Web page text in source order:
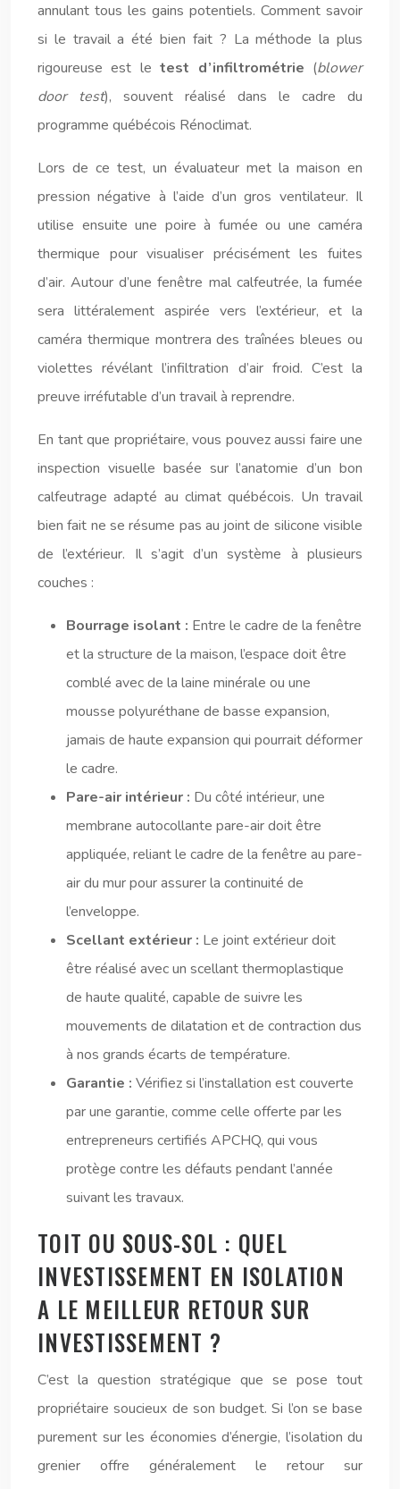
annulant tous les gains potentiels. Comment savoir
si le travail a été bien fait ? La méthode la plus
rigoureuse est letest d’infiltrométrie (blower
door test), souvent réalisé dans le cadre du
programme québécois Rénoclimat.
Lors de ce test, un évaluateur met la maison en
pression négative à l’aide d’un gros ventilateur. Il
utilise ensuite une poire à fumée ou une caméra
thermique pour visualiser précisément les fuites
d’air. Autour d’une fenêtre mal calfeutrée, la fumée
sera littéralement aspirée vers l’extérieur, et la
caméra thermique montrera des traînées bleues ou
violettes révélant l’infiltration d’air froid. C’est la
preuve irréfutable d’un travail à reprendre.
En tant que propriétaire, vous pouvez aussi faire une
inspection visuelle basée sur l’anatomie d’un bon
calfeutrage adapté au climat québécois. Un travail
bien fait ne se résume pas au joint de silicone visible
de l’extérieur. Il s’agit d’un système à plusieurs
couches :
Bourrage isolant : Entre le cadre de la fenêtre
et la structure de la maison, l’espace doit être
comblé avec de la laine minérale ou une
mousse polyuréthane de basse expansion,
jamais de haute expansion qui pourrait déformer
le cadre.
Pare-air intérieur : Du côté intérieur, une
membrane autocollante pare-air doit être
appliquée, reliant le cadre de la fenêtre au pare-
air du mur pour assurer la continuité de
l’enveloppe.
Scellant extérieur : Le joint extérieur doit
être réalisé avec un scellant thermoplastique
de haute qualité, capable de suivre les
mouvements de dilatation et de contraction dus
à nos grands écarts de température.
Garantie : Vérifiez si l’installation est couverte
par une garantie, comme celle offerte par les
entrepreneurs certifiés APCHQ, qui vous
protège contre les défauts pendant l’année
suivant les travaux.
TOIT OU SOUS-SOL : QUEL
INVESTISSEMENT EN ISOLATION
A LE MEILLEUR RETOUR SUR
INVESTISSEMENT ?
C’est la question stratégique que se pose tout
propriétaire soucieux de son budget. Si l’on se base
purement sur les économies d’énergie, l’isolation du
grenier offre généralement le retour sur